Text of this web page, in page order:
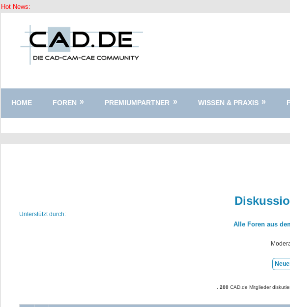
Hot News:
springen
HOME FOREN PREMIUMPARTNER WISSEN & PRAXIS
Unterstützt durch:
Alle Foren aus
200 CAD.de Mitglieder